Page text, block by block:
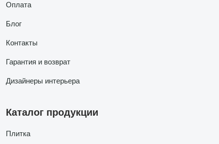
Оплата
Блог
Контакты
Гарантия и возврат
Дизайнеры интерьера
Каталог продукции
Плитка